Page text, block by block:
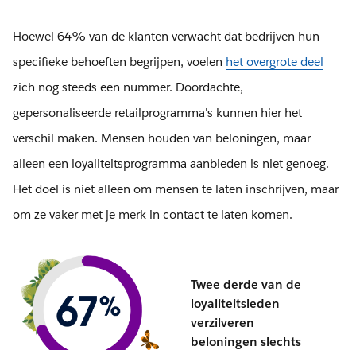
Hoewel 64% van de klanten verwacht dat bedrijven hun
specifieke behoeften begrijpen, voelen het overgrote deel
zich nog steeds een nummer. Doordachte,
gepersonaliseerde retailprogramma's kunnen hier het
verschil maken. Mensen houden van beloningen, maar
alleen een loyaliteitsprogramma aanbieden is niet genoeg.
Het doel is niet alleen om mensen te laten inschrijven, maar
om ze vaker met je merk in contact te laten komen.
Twee derde van de
loyaliteitsleden
verzilveren
beloningen slechts